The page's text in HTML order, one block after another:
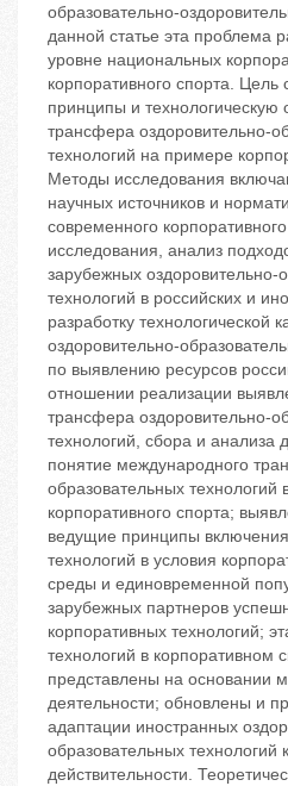
образовательно-
данной статье эта проблема
уровне национальных
корпоративного спорта. Цель
принципы и технологическую
трансфера оздоровительно-
технологий на примере
Методы исследования
научных источников и
современного
исследования, анализ
зарубежных оздоровительно-
технологий в российских и
разработку технологической
оздоровительно-
по выявлению ресурсов
отношении реализации
трансфера оздоровительно-
технологий, сбора и анализа
понятие международного
образовательных технологий
корпоративного спорта;
ведущие принципы
технологий в условия
среды и единовременной
зарубежных партнеров
корпоративных технологий;
технологий в корпоративном
представлены на основании
деятельности; обновлены и
адаптации иностранных
образовательных технологий
действительности.